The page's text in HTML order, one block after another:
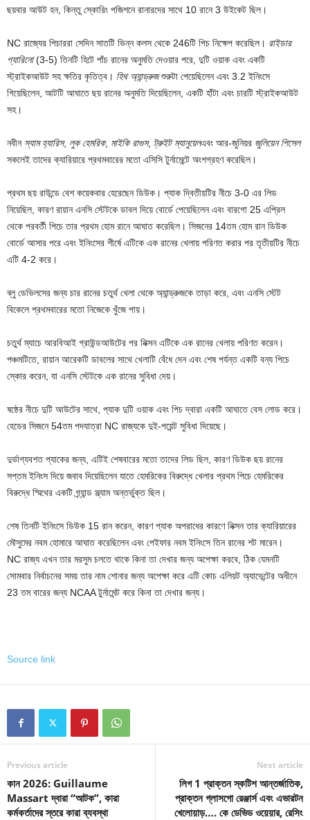
ছয়বার আউট হন, কিন্তু স্কোরিং পজিশনে রানারদের সাথে 10 রানে 3 উইকেট ছিল।
NC রাজ্যের পিচাররা সেদিন সাতটি ভিন্ন কলস থেকে 246টি পিচ নিক্ষেপ করেছিল। রাইডার
গ্যারিনো(3-5) তিনটি হিটে পাঁচ রানের অনুমতি দেওয়ার পরে, দুটি ওয়াক এবং একটি
স্ট্রাইকআউট সহ ক্ষতির কৃতিত্ব। হিথ অ্যান্ড্রুজশুরুটা পেয়েছিলেন এবং 3.2 ইনিংসে
গিয়েছিলেন, আটটি আঘাতে ছয় রানের অনুমতি দিয়েছিলেন, একটি হাঁটা এবং চারটি স্ট্রাইকআউট
সহ।
নবীন স্যাম হ্যারিস, লুক হেমরিক, মাইকি রাগুস, ট্রুইট ম্যানুয়েলএবং আর-জুনিয়র জুলিয়েন পিসেল
সকলেই তাদের ক্যারিয়ারে প্রথমবারের মতো এসিসি টুর্নামেন্টে অংশগ্রহণ করেছিল।
প্রথম ছয় রাউন্ডে বেশ কয়েকবার হেরেছেন ডিউক। প্যাক দ্বিতীয়টির নীচে 3-0 এর লিড
নিয়েছিল, কারণ রায়ান এনসি স্টেটকে ডাবল দিয়ে বোর্ডে পেয়েছিলেন এবং বারগো 25 এপ্রিল
থেকে পরবর্তী পিচে তার প্রথম হোম রানে আঘাত করেছিল। সিজনের 14তম হোম রান ডিউক
বোর্ডে আসার পরে এবং ইনিংসের শীর্ষে এটিকে এক রানের খেলায় পরিণত করার পর তৃতীয়টির নীচে
এটি 4-2 করে।
ব্লু ডেভিলসের জন্য চার রানের চতুর্থ খেলা থেকে অ্যান্ড্রুজকে তাড়া করে, এবং এনসি স্টেট
বিকেলে প্রথমবারের মতো নিজেকে খুঁজে পায়।
চতুর্থ ম্যাচে আরবিআই গ্রাউন্ডআউটের পর নিক্সন এটিকে এক রানের খেলায় পরিণত করেন।
পঞ্চমটিতে, রায়ান আরেকটি ডাবলের সাথে খেলাটি বেঁধে দেন এবং শেষ পর্যন্ত একটি বন্য পিচে
স্কোর করেন, যা এনসি স্টেটকে এক রানের সুবিধা দেয়।
ষষ্ঠের নীচে দুটি আউটের সাথে, প্যাক দুটি ওয়াক এবং পিচ দ্বারা একটি আঘাতে বেস লোড করে।
হেডের সিজনে 54তম পদযাত্রা NC রাজ্যকে দুই-পয়েন্ট সুবিধা দিয়েছে।
দুর্ভাগ্যবশত প্যাকের জন্য, এটিই শেষবারের মতো তাদের লিড ছিল, কারণ ডিউক ছয় রানের
সপ্তম ইনিংস দিয়ে জবাব দিয়েছিলেন যাতে হেমরিকের বিরুদ্ধে খেলার প্রথম পিচে হেমরিকের
বিরুদ্ধে স্মিথের একটি গ্র্যান্ড স্ল্যাম অন্তর্ভুক্ত ছিল।
শেষ তিনটি ইনিংসে ডিউক 15 রান করেন, কারণ প্যাক অপরাধের কারণে নিক্সন তার ক্যারিয়ারের
মৌসুমের নবম হোমারে আঘাত করেছিলেন এবং পেইফার নবম ইনিংসে তিন রানের শট মারেন।
NC রাজ্য এখন তার মরসুম চলতে থাকে কিনা তা দেখার জন্য অপেক্ষা করবে, ঠিক যেমনটি
সোমবার নির্বাচনের সময় তার নাম শোনার জন্য অপেক্ষা করে এটি কোচ এলিয়ট অ্যাভেন্টের অধীনে
23 তম বারের জন্য NCAA টুর্নামেন্ট করে কিনা তা দেখার জন্য।
Source link
Previous article
কান 2026: Guillaume
Massart দ্বারা “আটক”, কারা
কর্মকর্তাদের স্তরে কারা ব্যবস্থা
Next article
লিগ 1 প্রাক্তন স্কটিশ আন্তর্জাতিক,
প্রাক্তন গ্লাসগো রেঞ্জার্স এবং এভারটন
খেলোয়াড়…. কে ডেভিড ওয়েয়ার, রেসিং